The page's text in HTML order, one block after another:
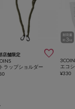
店舗限定 
ラップショルダー
エコ
¥330